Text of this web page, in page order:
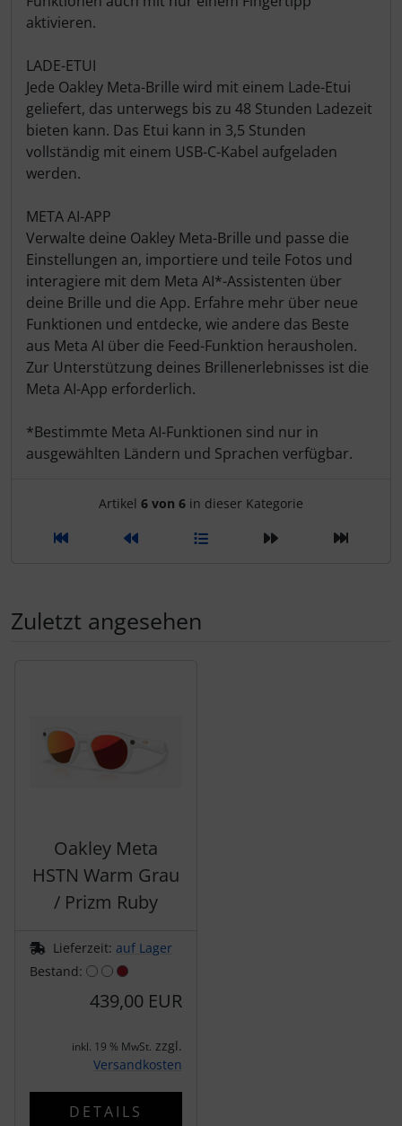
aktivieren.
LADE-ETUI
Jede Oakley Meta-Brille wird mit einem Lade-Etui
geliefert, das unterwegs bis zu 48 Stunden Ladezeit
bieten kann. Das Etui kann in 3,5 Stunden
vollständig mit einem USB-C-Kabel aufgeladen
werden.
META AI-APP
Verwalte deine Oakley Meta-Brille und passe die
Einstellungen an, importiere und teile Fotos und
interagiere mit dem Meta AI*-Assistenten über
deine Brille und die App. Erfahre mehr über neue
Funktionen und entdecke, wie andere das Beste
aus Meta AI über die Feed-Funktion herausholen.
Zur Unterstützung deines Brillenerlebnisses ist die
Meta AI-App erforderlich.
*Bestimmte Meta AI-Funktionen sind nur in
ausgewählten Ländern und Sprachen verfügbar.
Artikelnavigation innerhalb
Artikel 6 von 6 in dieser Kategorie
Zuletzt angesehen
Oakley Meta
HSTN Warm Grau
/ Prizm Ruby
Lieferzeit: auf Lager
Bestand:
439,00 EUR
inkl. 19 % MwSt. zzgl.
Versandkosten
DETAILS
Pirelli
Princeton Carbonworks
Prologo
Quarq
React
Reserve
Rotor
SARTO
Schwalbe
SILCA
SRM
Topeak
Ultradynamico
Vittoria